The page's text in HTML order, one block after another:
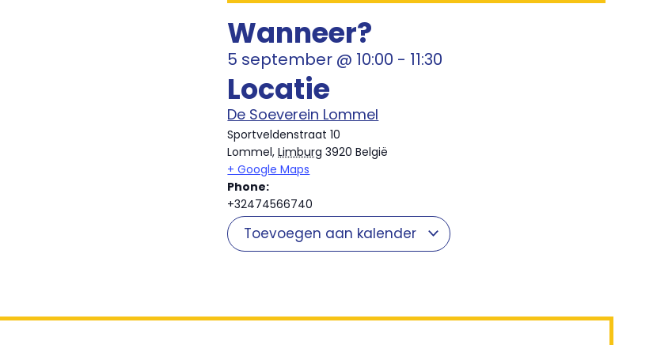
Wanneer?
5 september @ 10:00 - 11:30
Locatie
De Soeverein Lommel
Sportveldenstraat 10
Lommel, Limburg 3920 België
+ Google Maps
Phone:
+32474566740
Toevoegen aan kalender